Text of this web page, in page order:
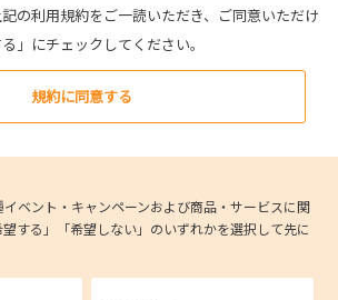
の利用規約をご一読いただき、ご同意いただけ
」にチェックしてください。
規約に同意する
ベント・キャンペーンおよび商品・サービスに関
する」「希望しない」のいずれかを選択して先に